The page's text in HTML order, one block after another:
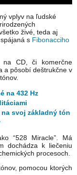
vplyv na ľudské
živé, teda aj
s Fibonacciho
na CD, či komerčne
a pôsobí deštrukčne v
na 432 Hz
svoj základný tón
“528 Miracle”. Má
dochádza k liečeniu
procesoch.
pomocou ktorých